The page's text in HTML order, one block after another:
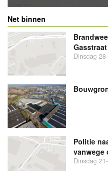
Net binnen
Dinsdag
Politie
vanwege
Dinsdag